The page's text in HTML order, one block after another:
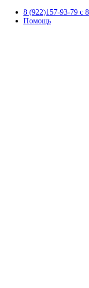
8 (922)157-93-79 c
Помощь